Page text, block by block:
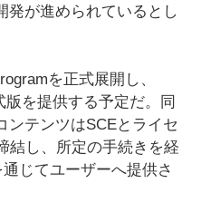
発が進められているとし
を正式展開し、
を提供する予定だ。同
ンテンツはSCEとライセ
結し、所定の手続きを経
じてユーザーへ提供さ